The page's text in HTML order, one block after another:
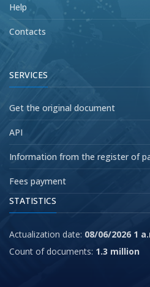
Help
Contacts
SERVICES
Get the original document
API
Information from the register of
Fees payment
STATISTICS
Actualization date: 08/06/2026 1
Count of documents: 1.3 million